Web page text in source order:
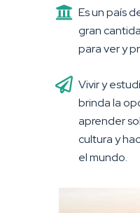
Es un país
gran
para ver y
Vivir y
brinda la
aprender
cultura y
el mundo.